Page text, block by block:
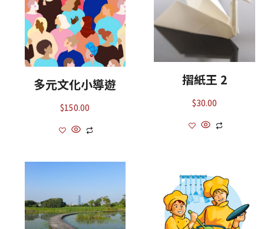
多元文化小導遊
$150.00
摺紙王 2
$30.00